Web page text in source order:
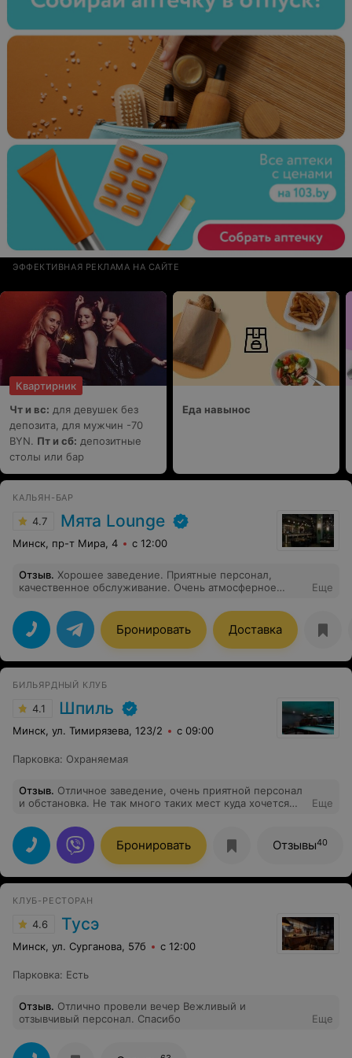
ЭФФЕКТИВНАЯ РЕКЛАМА НА САЙТЕ
Квартирник
Чт и вс: для девушек без
депозита, для мужчин -70
BYN. Пт и сб: депозитные
столы или бар
Еда навынос
КАЛЬЯН-БАР
4.7 Мята Lounge
Минск, пр-т Мира, 4 с 12:00
Отзыв. Хорошее заведение. Приятные персонал,
качественное обслуживание. Очень атмосферное
Еще
Бронировать Доставка
БИЛЬЯРДНЫЙ КЛУБ
4.1 Шпиль
Минск, ул. Тимирязева, 123/2 с 09:00
Парковка: Охраняемая
Отзыв. Отличное заведение, очень приятной персонал
и обстановка. Не так много таких мест куда хочется
что можно курить
Еще
Бронировать Отзывы40
КЛУБ-РЕСТОРАН
4.6 Тусэ
Минск, ул. Сурганова, 57б с 12:00
Парковка: Есть
Отзыв. Отлично провели вечер Вежливый и
отзывчивый персонал. Спасибо
Еще